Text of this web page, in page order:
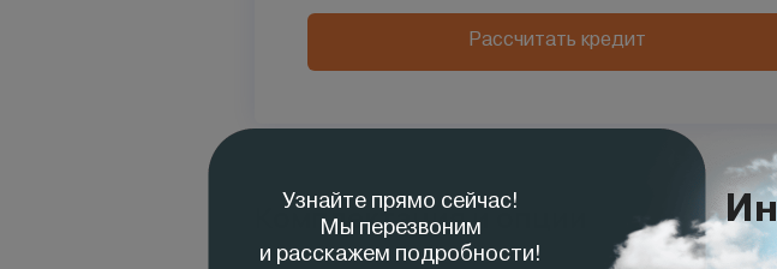
Рассчитать кредит
Комплектация и опции